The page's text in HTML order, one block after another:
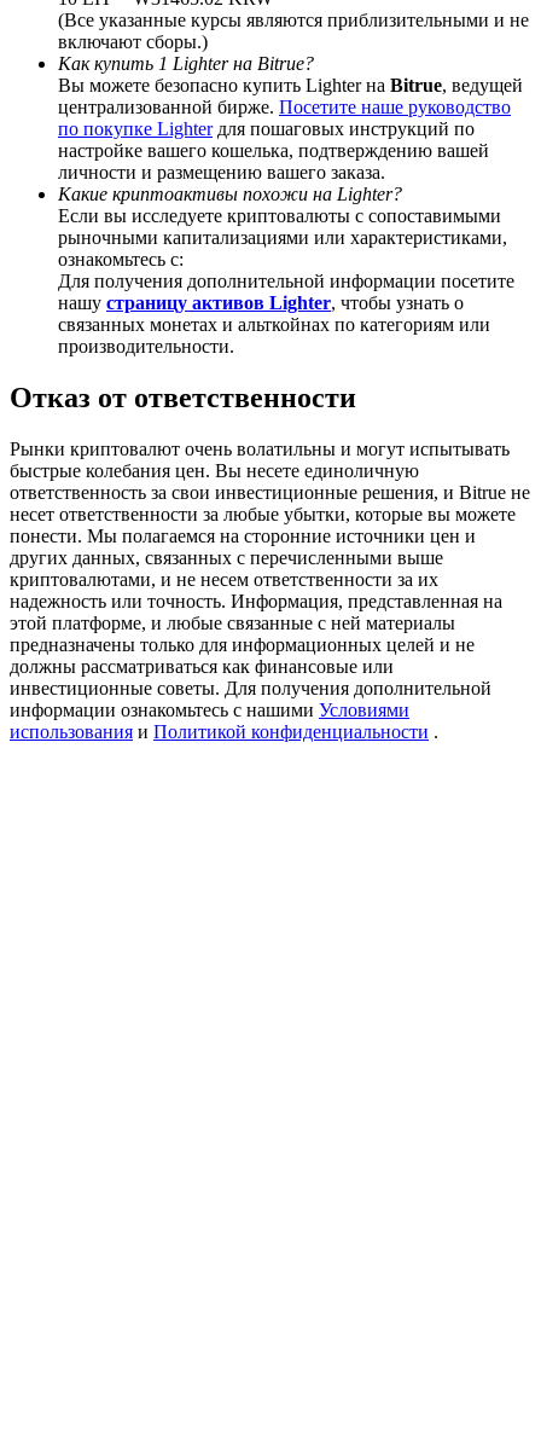
Deposit CASHCAT & Win
Share 500000 CASHCAT prize pool
Exclusive for BitMart Users
Register & Trade to Win 500,000 USDT
Precious Metals Trading Carnival
Trade Gold & Silver · 33,333 USDT Bonus
USDT New User Exclusive 10% APR
USDT Flexible Staking | Daily Rewards
New Listing Futures Fest
Trade New Futures, Win 200,000 USDT
(Все указанные курсы являются приблизительными и не
включают сборы.)
Как купить 1 Lighter на Bitrue?
Вы можете безопасно купить Lighter на Bitrue, ведущей
централизованной бирже. Посетите наше руководство
по покупке Lighterдля пошаговых инструкций по
настройке вашего кошелька, подтверждению вашей
личности и размещению вашего заказа.
Какие криптоактивы похожи на Lighter?
Если вы исследуете криптовалюты с сопоставимыми
рыночными капитализациями или характеристиками,
ознакомьтесь с:
Для получения дополнительной информации посетите
нашу страницу активов Lighter, чтобы узнать о
связанных монетах и альткойнах по категориям или
производительности.
Отказ от ответственности
Рынки криптовалют очень волатильны и могут испытывать
быстрые колебания цен. Вы несете единоличную
ответственность за свои инвестиционные решения, и Bitrue не
несет ответственности за любые убытки, которые вы можете
понести. Мы полагаемся на сторонние источники цен и
других данных, связанных с перечисленными выше
криптовалютами, и не несем ответственности за их
надежность или точность. Информация, представленная на
этой платформе, и любые связанные с ней материалы
предназначены только для информационных целей и не
должны рассматриваться как финансовые или
инвестиционные советы. Для получения дополнительной
информации ознакомьтесь с нашими Условиями
использования и Политикой конфиденциальности .